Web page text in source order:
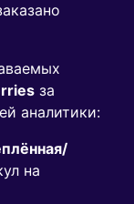
за
аналитики:
на